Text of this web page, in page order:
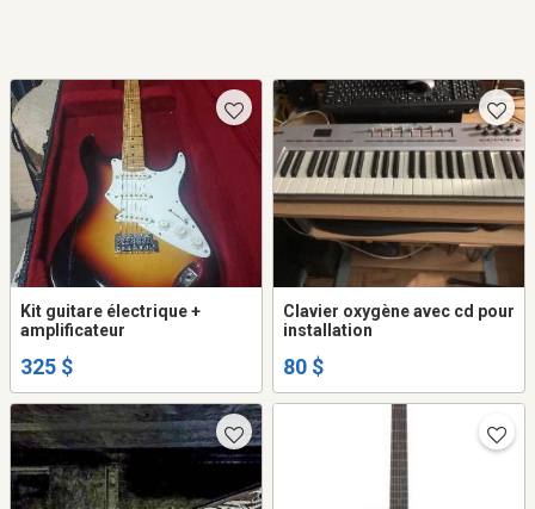
Kit guitare électrique +
amplificateur
325 $
Clavier oxygène avec cd pour
installation
80 $